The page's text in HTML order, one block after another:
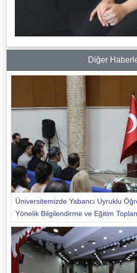
Diğer
Üniversitemizde Yabancı Uyruklu
Yönelik Bilgilendirme ve Eğitim